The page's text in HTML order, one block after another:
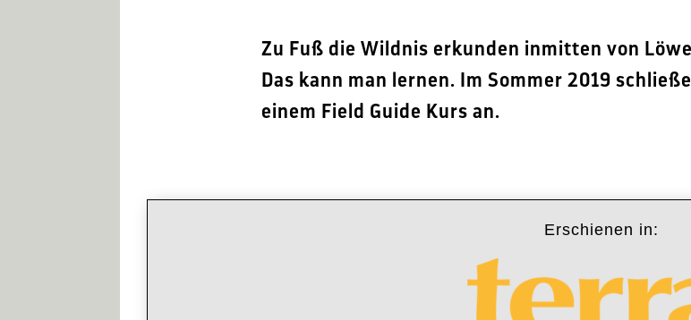
Zu Fuß die Wildnis erkunden inmitten von
Das kann man lernen. Im Sommer 2019
einem Field Guide Kurs an.
Erschienen in: